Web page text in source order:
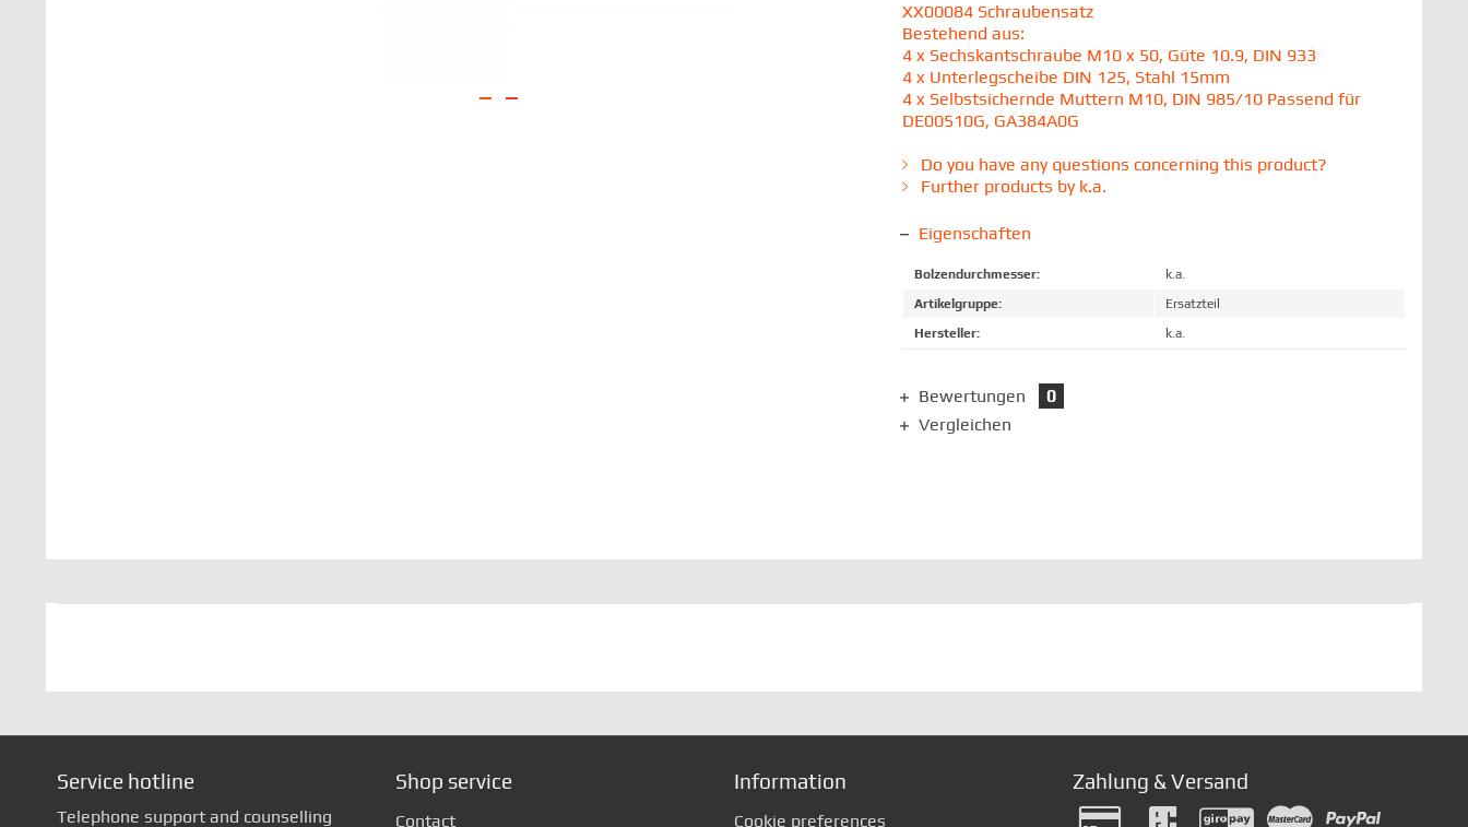
XX00084 Schraubensatz
Bestehend aus:
4 x Sechskantschraube M10 x 50, Güte 10.9, DIN 933
4 x Unterlegscheibe DIN 125, Stahl 15mm
4 x Selbstsichernde Muttern M10, DIN 985/10 Passend für
DE00510G, GA384A0G
Do you have any questions concerning this product?
Further products by k.a.
Eigenschaften
Bolzendurchmesser:
k.a.
Artikelgruppe:
Ersatzteil
Hersteller:
k.a.
Bewertungen
0
Vergleichen
Service hotline
Telephone support and counselling
Shop service
Contact
Information
Cookie preferences
Zahlung & Versand